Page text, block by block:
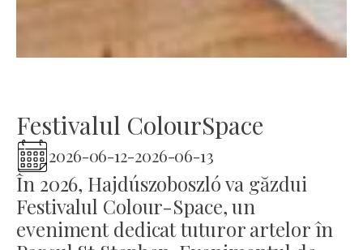
Festivalul ColourSpace
2026-06-12-2026-06-13
În 2026, Hajdúszoboszló va găzdui
Festivalul Colour-Space, un
eveniment dedicat tuturor artelor în